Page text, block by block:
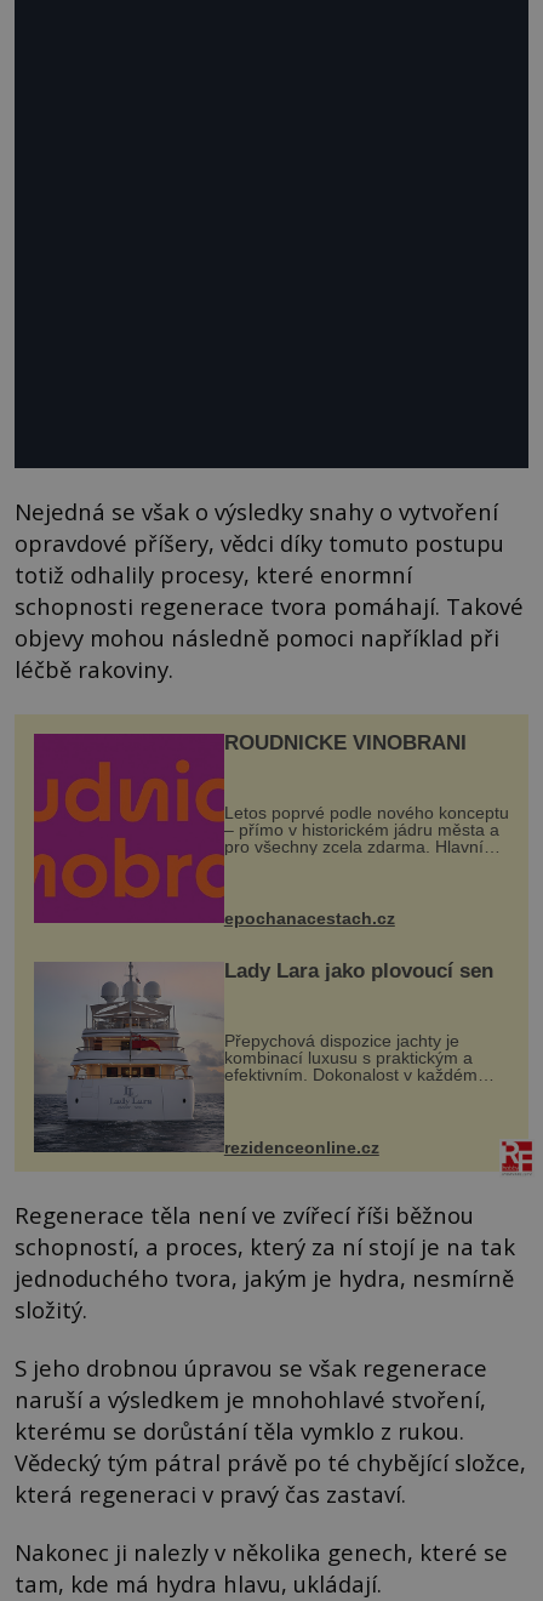
Nejedná se však o výsledky snahy o vytvoření
opravdové příšery, vědci díky tomuto postupu
totiž odhalily procesy, které enormní
schopnosti regenerace tvora pomáhají. Takové
objevy mohou následně pomoci například při
léčbě rakoviny.
ROUDNICKÉ VINOBRANÍ
Letos poprvé podle nového konceptu
– přímo v historickém jádru města a
pro všechny zcela zdarma. Hlavní
program se odehraje na Karlově a
mohou těšit na víno, burčák, pes...
epochanacestach.cz
Lady Lara jako plovoucí sen
Přepychová dispozice jachty je
kombinací luxusu s praktickým a
efektivním. Dokonalost v každém
detailu představuje značka Fendi
Casa, kterou byly vybaveny její
paluby. Monacký přístav nabízí
každoročn...
rezidenceonline.cz
Regenerace těla není ve zvířecí říši běžnou
schopností, a proces, který za ní stojí je na tak
jednoduchého tvora, jakým je hydra, nesmírně
složitý.
S jeho drobnou úpravou se však regenerace
naruší a výsledkem je mnohohlavé stvoření,
kterému se dorůstání těla vymklo z rukou.
Vědecký tým pátral právě po té chybějící složce,
která regeneraci v pravý čas zastaví.
Nakonec ji nalezly v několika genech, které se
tam, kde má hydra hlavu, ukládají.